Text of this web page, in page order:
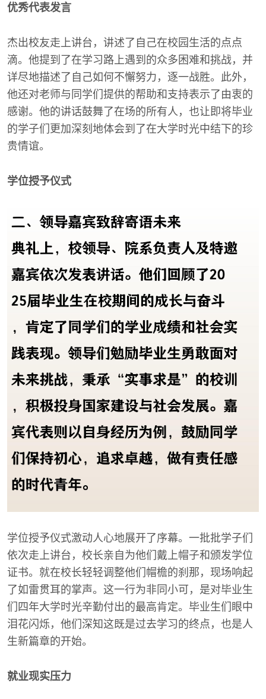
优秀代表发言
杰出校友走上讲台，讲述了自己在校园生活的点点
滴。他提到了在学习路上遇到的众多困难和挑战，并
详尽地描述了自己如何不懈努力，逐一战胜。此外，
他还对老师与同学们提供的帮助和支持表示了由衷的
感谢。他的讲话鼓舞了在场的所有人，也让即将毕业
的学子们更加深刻地体会到了在大学时光中结下的珍
贵情谊。
学位授予仪式
学位授予仪式激动人心地展开了序幕。一批批学子们
依次走上讲台，校长亲自为他们戴上帽子和颁发学位
证书。就在校长轻轻调整他们帽檐的刹那，现场响起
了如雷贯耳的掌声。这一行为非同小可，是对毕业生
们四年大学时光辛勤付出的最高肯定。毕业生们眼中
泪花闪烁，他们深知这既是过去学习的终点，也是人
生新篇章的开始。
就业现实压力